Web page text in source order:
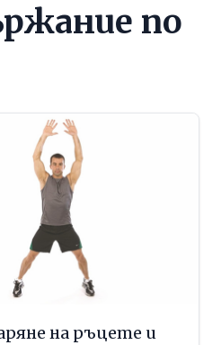
по
на ръцете и